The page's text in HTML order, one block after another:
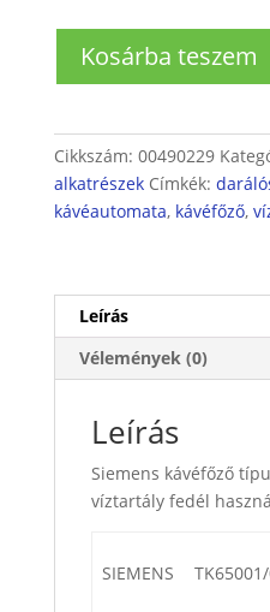
automata
fedél
mennyiség
Kosárba teszem
Cikkszám: 00490229
alkatrészek Címkék:
kávéautomata, kávéfőző,
Leírás
Vélemények (0)
Leírás
Siemens kávéfőző
víztartály fedél
SIEMENS